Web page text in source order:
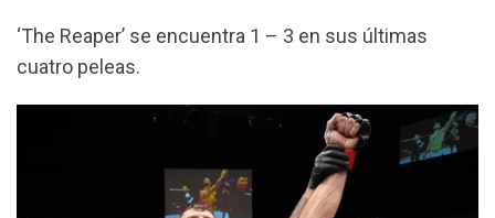
‘The Reaper’ se encuentra 1 – 3 en sus últimas
cuatro peleas.